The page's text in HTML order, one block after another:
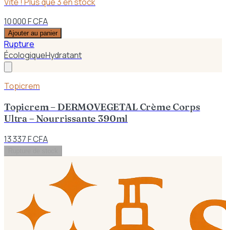
10 000 F CFA
Ajouter au panier
Rupture
ÉcologiqueHydratant
Topicrem
Topicrem – DERMOVEGETAL Crème Corps
Ultra – Nourrissante 390ml
13 337 F CFA